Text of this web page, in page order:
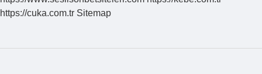
https://cuka.com.tr Sitemap